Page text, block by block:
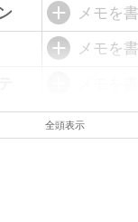
メモを書
メモを書
全頭表示